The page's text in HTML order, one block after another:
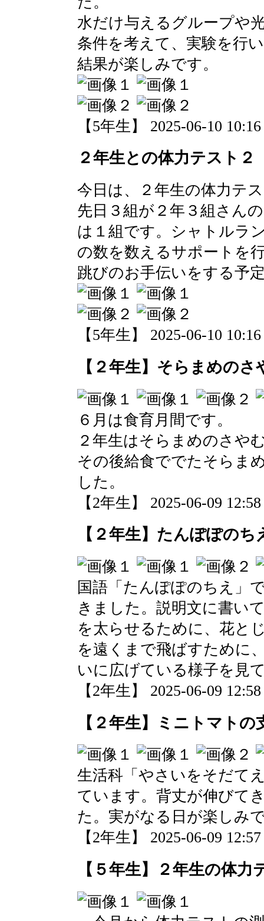
水だけ与えるグループや
条件を考えて、実験を行
結果が楽しみです。
【5年生】 2025-06-10
２年生との体力テスト２
今日は、２年生の体力テ
先日３組が２年３組さん
は１組です。シャトルラ
の数を数えるサポートを
跳びのお手伝いをする予
【5年生】 2025-06-10
【２年生】そらまめのさ
６月は食育月間です。
２年生はそらまめのさや
その後給食ででたそらま
した。
【2年生】 2025-06-09
【２年生】たんぽぽのち
国語「たんぽぽのちえ」
きました。説明文に書い
を太らせるために、花と
を遠くまで飛ばすために
いに広げている様子を見
【2年生】 2025-06-09
【２年生】ミニトマト
生活科「やさいをそだて
ています。背丈が伸びて
た。実がなる日が楽しみ
【2年生】 2025-06-09
【５年生】２年生の体